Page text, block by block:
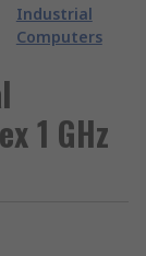
Industrial
Computers
1 GHz